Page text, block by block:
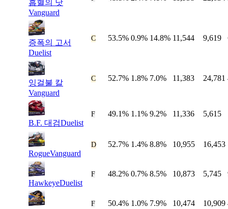
흡혈의 낫
Vanguard
증폭의 고서
Duelist
C 53.5% 0.9% 14.8% 11,544 9,619
잉걸불 칼
Vanguard
C 52.7% 1.8% 7.0% 11,383 24,781
B.F. 대검Duelist
F 49.1% 1.1% 9.2% 11,336 5,615
RogueVanguard
D 52.7% 1.4% 8.8% 10,955 16,453
HawkeyeDuelist
F 48.2% 0.7% 8.5% 10,873 5,745
F 50.4% 1.0% 7.9% 10,474 10,909